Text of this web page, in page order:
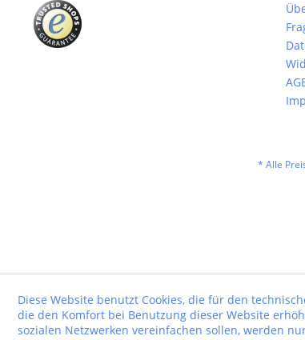
* Alle
Diese Website benutzt Cookies, die für den
die den Komfort bei Benutzung dieser Website
sozialen Netzwerken vereinfachen sollen, werden